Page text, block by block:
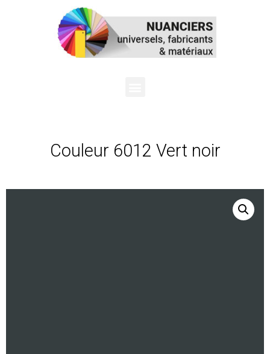
Couleur 6012 Vert noir